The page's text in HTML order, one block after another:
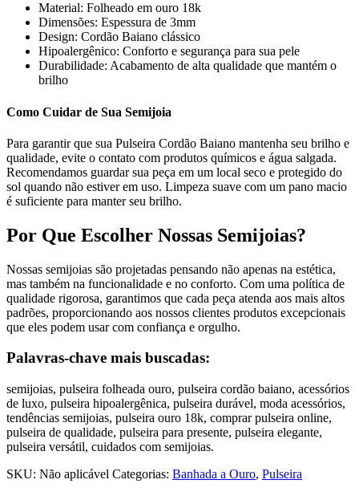
Material: Folheado em ouro 18k
Dimensões: Espessura de 3mm
Design: Cordão Baiano clássico
Hipoalergênico: Conforto e segurança para sua pele
Durabilidade: Acabamento de alta qualidade que mantém o
brilho
Como Cuidar de Sua Semijoia
Para garantir que sua Pulseira Cordão Baiano mantenha seu brilho e
qualidade, evite o contato com produtos químicos e água salgada.
Recomendamos guardar sua peça em um local seco e protegido do
sol quando não estiver em uso. Limpeza suave com um pano macio
é suficiente para manter seu brilho.
Por Que Escolher Nossas Semijoias?
Nossas semijoias são projetadas pensando não apenas na estética,
mas também na funcionalidade e no conforto. Com uma política de
qualidade rigorosa, garantimos que cada peça atenda aos mais altos
padrões, proporcionando aos nossos clientes produtos excepcionais
que eles podem usar com confiança e orgulho.
Palavras-chave mais buscadas:
semijoias, pulseira folheada ouro, pulseira cordão baiano, acessórios
de luxo, pulseira hipoalergênica, pulseira durável, moda acessórios,
tendências semijoias, pulseira ouro 18k, comprar pulseira online,
pulseira de qualidade, pulseira para presente, pulseira elegante,
pulseira versátil, cuidados com semijoias.
SKU: Não aplicável Categorias: Banhada a Ouro, Pulseira